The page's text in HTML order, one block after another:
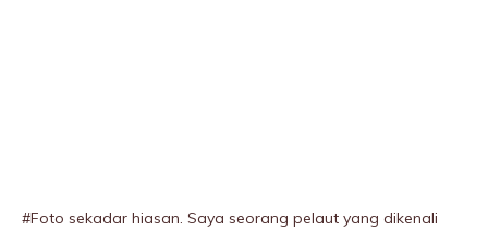
#Foto sekadar hiasan. Saya seorang pelaut yang dikenali